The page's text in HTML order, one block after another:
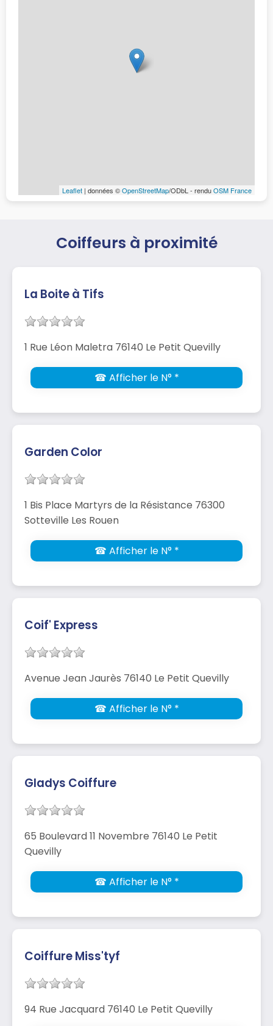
Leaflet | données ©OpenStreetMap/ODbL - renduOSM France
Coiffeurs à proximité
La Boite à Tifs
1 Rue Léon Maletra 76140 Le Petit Quevilly
☎ Afficher le N° *
Garden Color
1 Bis Place Martyrs de la Résistance 76300
Sotteville Les Rouen
☎ Afficher le N° *
Coif' Express
Avenue Jean Jaurès 76140 Le Petit Quevilly
☎ Afficher le N° *
Gladys Coiffure
65 Boulevard 11 Novembre 76140 Le Petit
Quevilly
☎ Afficher le N° *
Coiffure Miss'tyf
94 Rue Jacquard 76140 Le Petit Quevilly